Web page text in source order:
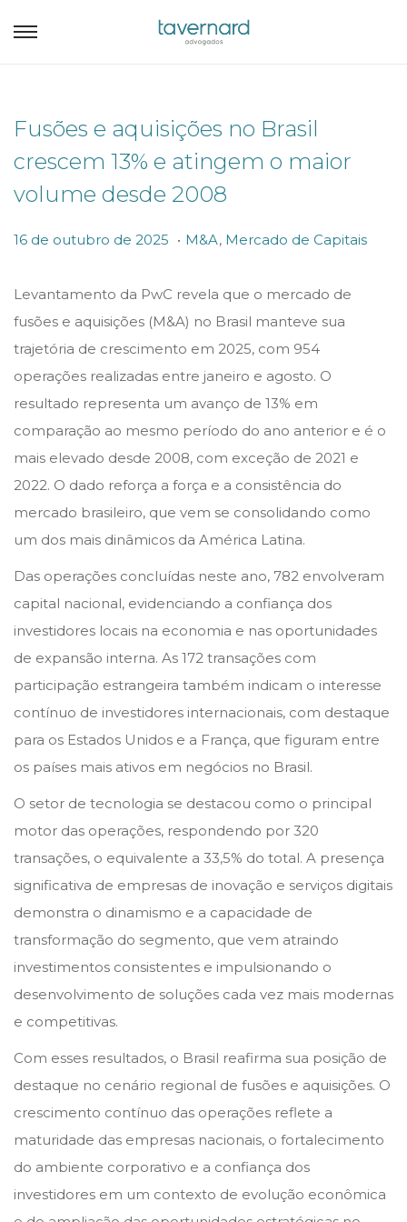
Fusões e aquisições no Brasil
crescem 13% e atingem o maior
volume desde 2008
P
s
t
e
d
o
n
16 de outubro de 2025
d
e
o
u
t
u
b
r
o
d
. P
s
t
e
d
i
n
M&A, Mercado de Capitais
Levantamento da PwC revela que o mercado de
fusões e aquisições (M&A) no Brasil manteve sua
trajetória de crescimento em 2025, com 954
operações realizadas entre janeiro e agosto. O
resultado representa um avanço de 13% em
comparação ao mesmo período do ano anterior e é o
mais elevado desde 2008, com exceção de 2021 e
2022. O dado reforça a força e a consistência do
mercado brasileiro, que vem se consolidando como
um dos mais dinâmicos da América Latina.
Das operações concluídas neste ano, 782 envolveram
capital nacional, evidenciando a confiança dos
investidores locais na economia e nas oportunidades
de expansão interna. As 172 transações com
participação estrangeira também indicam o interesse
contínuo de investidores internacionais, com destaque
para os Estados Unidos e a França, que figuram entre
os países mais ativos em negócios no Brasil.
O setor de tecnologia se destacou como o principal
motor das operações, respondendo por 320
transações, o equivalente a 33,5% do total. A presença
significativa de empresas de inovação e serviços digitais
demonstra o dinamismo e a capacidade de
transformação do segmento, que vem atraindo
investimentos consistentes e impulsionando o
desenvolvimento de soluções cada vez mais modernas
e competitivas.
Com esses resultados, o Brasil reafirma sua posição de
destaque no cenário regional de fusões e aquisições. O
crescimento contínuo das operações reflete a
maturidade das empresas nacionais, o fortalecimento
do ambiente corporativo e a confiança dos
investidores em um contexto de evolução econômica